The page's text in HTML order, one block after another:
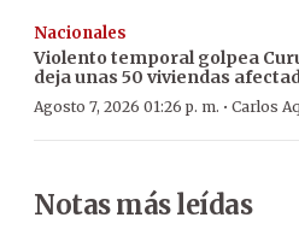
Nacionales
Violento temporal golpea
deja unas 50 viviendas
Agosto 7, 2026 01:26 p. m. · Carlos
Notas más leídas